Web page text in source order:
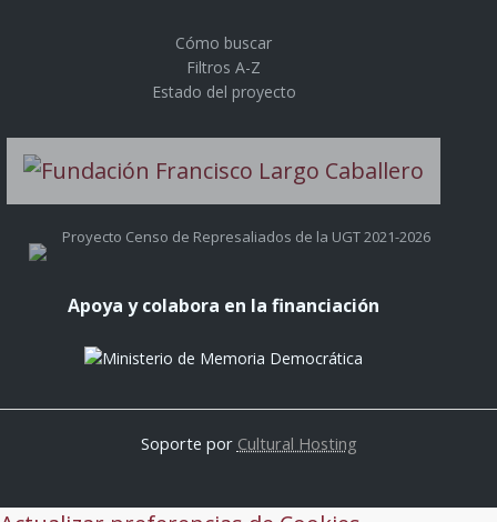
Cómo buscar
Filtros A-Z
Estado del proyecto
Proyecto Censo de Represaliados de la UGT 2021-2026
Apoya y colabora en la financiación
Soporte por Cultural Hosting